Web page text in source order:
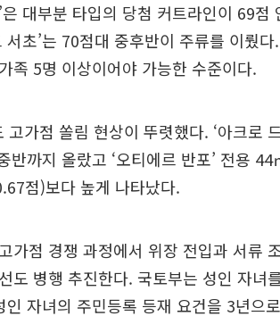
은 대부분 타입의 당첨 커트라인이 69점
서초’는 70점대 중후반이 주류를 이뤘
족 5명 이상이어야 가능한 수준이다.
고가점 쏠림 현상이 뚜렷했다. ‘아크로
반까지 올랐고 ‘오티에르 반포’ 전용
점)보다 높게 나타났다.
가점 경쟁 과정에서 위장 전입과 서류
도 병행 추진한다. 국토부는 성인 자녀
인 자녀의 주민등록 등재 요건을 3년으